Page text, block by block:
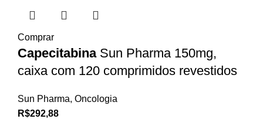
Comprar
Capecitabina Sun Pharma 150mg,
caixa com 120 comprimidos revestidos
Sun Pharma, Oncologia
R$292,88